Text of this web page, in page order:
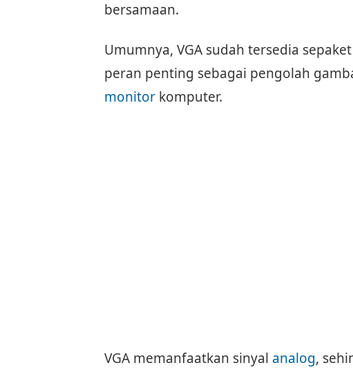
bersamaan.
Umumnya, VGA sudah tersedia
peran penting sebagai pengolah
monitorkomputer.
VGA memanfaatkan sinyal analog,